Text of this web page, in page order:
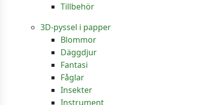
Tillbehör
3D-pyssel i papper
Blommor
Däggdjur
Fantasi
Fåglar
Insekter
Instrument